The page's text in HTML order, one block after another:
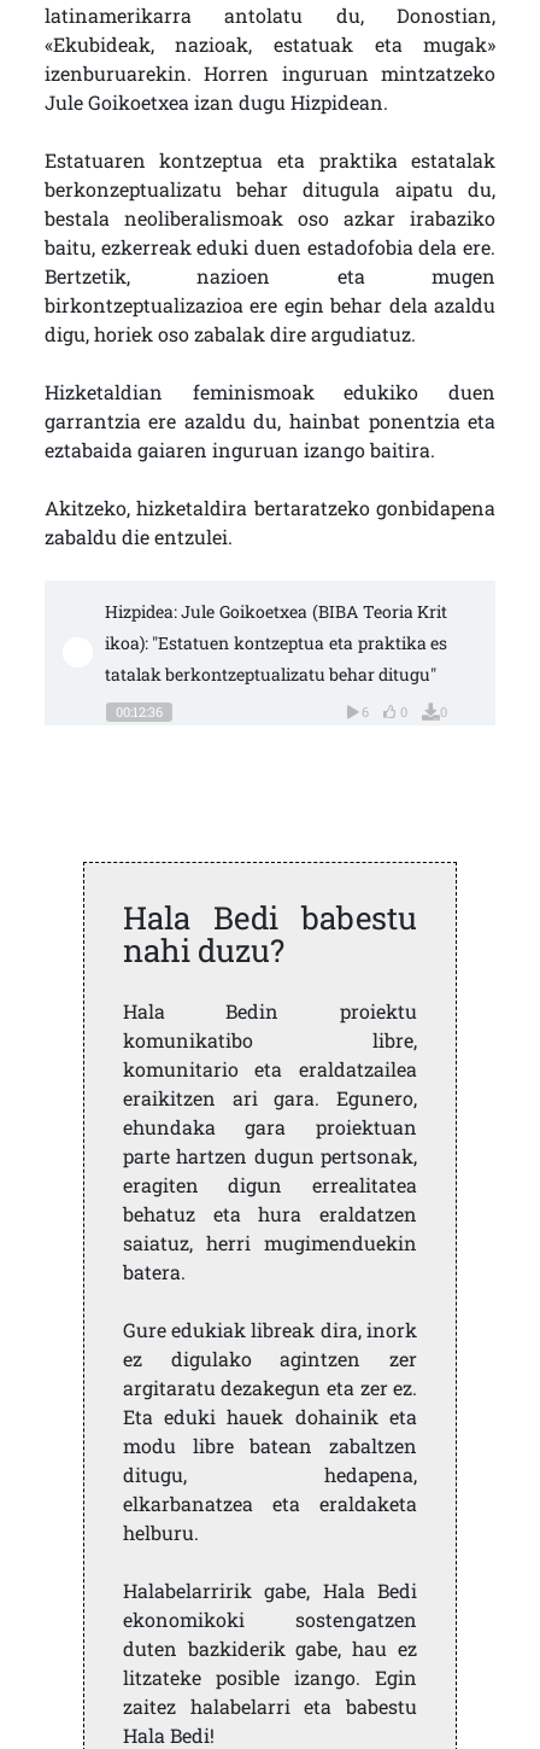
latinamerikarra antolatu du, Donostian,
«Ekubideak, nazioak, estatuak eta mugak»
izenburuarekin. Horren inguruan mintzatzeko
Jule Goikoetxea izan dugu Hizpidean.
Estatuaren kontzeptua eta praktika estatalak
berkonzeptualizatu behar ditugula aipatu du,
bestala neoliberalismoak oso azkar irabaziko
baitu, ezkerreak eduki duen estadofobia dela ere.
Bertzetik, nazioen eta mugen
birkontzeptualizazioa ere egin behar dela azaldu
digu, horiek oso zabalak dire argudiatuz.
Hizketaldian feminismoak edukiko duen
garrantzia ere azaldu du, hainbat ponentzia eta
eztabaida gaiaren inguruan izango baitira.
Akitzeko, hizketaldira bertaratzeko gonbidapena
zabaldu die entzulei.
Hizpidea: Jule Goikoetxea (BIBA Teoria Krit
ikoa): "Estatuen kontzeptua eta praktika es
tatalak berkontzeptualizatu behar ditugu"
00:12:36 6 0 0
Hala Bedi babestu
nahi duzu?
Hala Bedin proiektu
komunikatibo libre,
komunitario eta eraldatzailea
eraikitzen ari gara. Egunero,
ehundaka gara proiektuan
parte hartzen dugun pertsonak,
eragiten digun errealitatea
behatuz eta hura eraldatzen
saiatuz, herri mugimenduekin
batera.
Gure edukiak libreak dira, inork
ez digulako agintzen zer
argitaratu dezakegun eta zer ez.
Eta eduki hauek dohainik eta
modu libre batean zabaltzen
ditugu, hedapena,
elkarbanatzea eta eraldaketa
helburu.
Halabelarririk gabe, Hala Bedi
ekonomikoki sostengatzen
duten bazkiderik gabe, hau ez
litzateke posible izango. Egin
zaitez halabelarri eta babestu
Hala Bedi!